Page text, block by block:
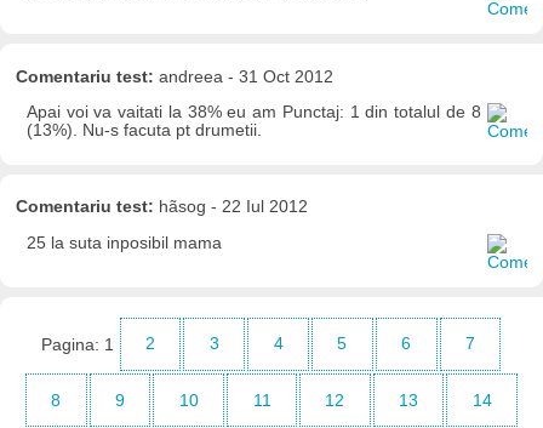
Comentariu test: andreea - 31 Oct 2012
Apai voi va vaitati la 38% eu am Punctaj: 1 din totalul de 8
(13%). Nu-s facuta pt drumetii.
Comentariu test: hãsog - 22 Iul 2012
25 la suta inposibil mama
Pagina: 1 2 3 4 5 6 7
8 9 10 11 12 13 14